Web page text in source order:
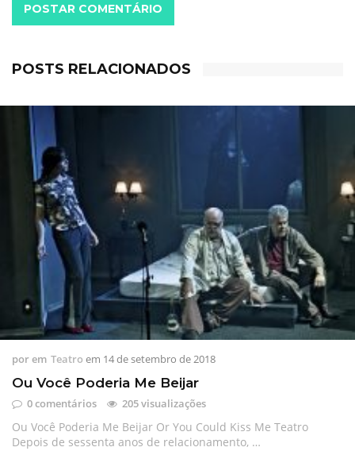
POSTAR COMENTÁRIO
POSTS RELACIONADOS
porem Teatro em 14 de setembro de 2018
Ou Você Poderia Me Beijar
0 comentários 205 visualizações
Ou Você Poderia Me Beijar Or You Could Kiss Me Teatro
Depois de sessenta anos de relacionamento, …